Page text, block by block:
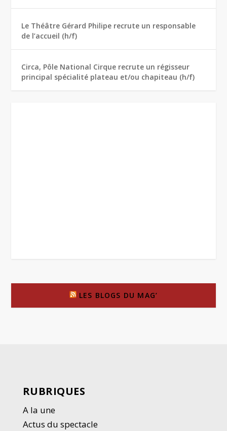
Le Théâtre Gérard Philipe recrute un responsable
de l’accueil (h/f)
Circa, Pôle National Cirque recrute un régisseur
principal spécialité plateau et/ou chapiteau (h/f)
LES BLOGS DU MAG’
RUBRIQUES
A la une
Actus du spectacle